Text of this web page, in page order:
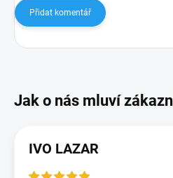
Přidat komentář
IVO LAZAR